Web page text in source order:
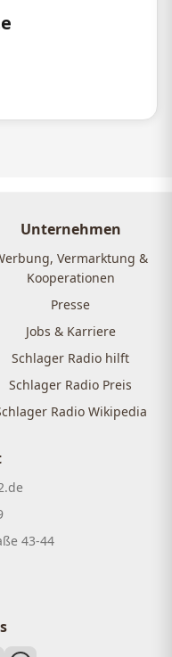
Unternehmen
Vermarktung &
Kooperationen
Presse
Jobs & Karriere
Schlager Radio hilft
Schlager Radio Preis
Radio Wikipedia
43-44